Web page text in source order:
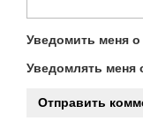
Уведомить меня
Уведомлять меня